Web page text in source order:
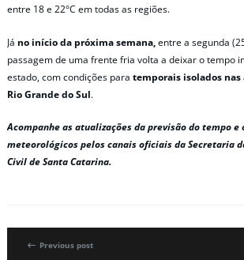
entre 18 e 22°C em todas as regiões.
Já no início da próxima semana,entre a segunda
passagem de uma frente fria volta a deixar o tempo
estado, com condições para temporais isolados nas
Rio Grande do Sul.
Acompanhe as atualizações da previsão do tempo e
meteorológicos pelos canais oficiais da Secretaria
Civil de Santa Catarina.
Previous post